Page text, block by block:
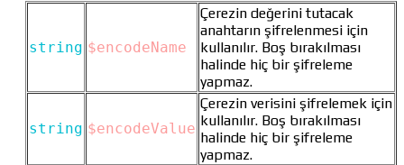
string $encodeName
Çerezin değerini tutacak
anahtarın şifrelenmesi için
kullanılır. Boş bırakılması
halinde hiç bir şifreleme
yapmaz.
string $encodeValue
Çerezin verisini şifrelemek için
kullanılır. Boş bırakılması
halinde hiç bir şifreleme
yapmaz.